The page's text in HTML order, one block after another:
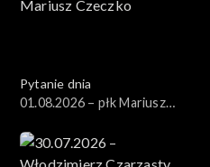
Pytanie dnia
01.08.2026 – płk Mariusz